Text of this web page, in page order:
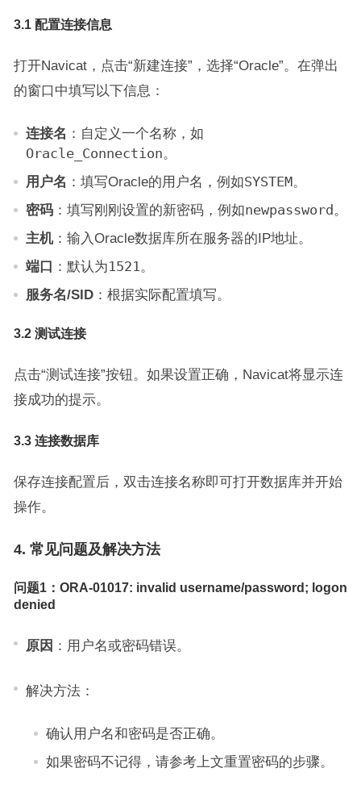
3.1 配置连接信息
打开Navicat，点击“新建连接”，选择“Oracle”。在弹出
的窗口中填写以下信息：
连接名 ：自定义一个名称，如
Oracle_Connection。
用户名 ：填写Oracle的用户名，例如SYSTEM。
密码：填写刚刚设置的新密码，例如newpassword 。
主机：输入Oracle数据库所在服务器的IP地址。
端口 ：默认为1521。
服务名/SID：根据实际配置填写。
3.2 测试连接
点击“测试连接”按钮。如果设置正确，Navicat将显示连
接成功的提示。
3.3 连接数据库
保存连接配置后，双击连接名称即可打开数据库并开始
操作。
4. 常见问题及解决方法
问题1：ORA-01017: invalid username/password; logon
denied
原因 ：用户名或密码错误。
解决方法：
确认用户名和密码是否正确。
如果密码不记得，请参考上文重置密码的步骤。